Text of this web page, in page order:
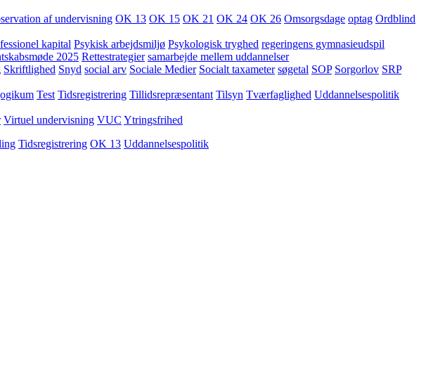
af undervisning OK 13 OK 15 OK 21 OK 24 OK 26 Omsorgsdage optag Ordblind
kapital Psykisk arbejdsmiljø Psykologisk tryghed regeringens gymnasieudspil
2025 Rettestrategier samarbejde mellem uddannelser
Skriftlighed Snyd social arv Sociale Medier Socialt taxameter søgetal SOP Sorgorlov SRP
Test Tidsregistrering Tillidsrepræsentant Tilsyn Tværfaglighed Uddannelsespolitik
Virtuel undervisning VUC Ytringsfrihed
Tidsregistrering OK 13 Uddannelsespolitik